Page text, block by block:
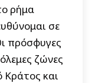
ρήμα
σε
πρόσφυγες
ζώνες
Κράτος και